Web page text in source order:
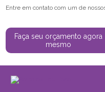
Entre em contato com um de
Faça seu orçamento agora
mesmo